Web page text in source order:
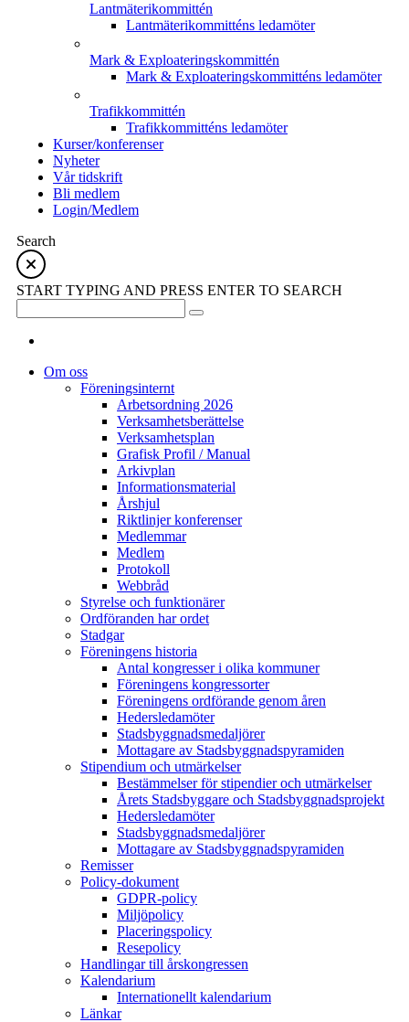
Lantmäterikommittén
Lantmäterikommitténs ledamöter
Mark & Exploateringskommittén
Mark & Exploateringskommitténs ledamöter
Trafikkommittén
Trafikkommitténs ledamöter
Kurser/konferenser
Nyheter
Vår tidskrift
Bli medlem
Login/Medlem
Search
START TYPING AND PRESS ENTER TO SEARCH
Om oss
Föreningsinternt
Arbetsordning 2026
Verksamhetsberättelse
Verksamhetsplan
Grafisk Profil / Manual
Arkivplan
Informationsmaterial
Årshjul
Riktlinjer konferenser
Medlemmar
Medlem
Protokoll
Webbråd
Styrelse och funktionärer
Ordföranden har ordet
Stadgar
Föreningens historia
Antal kongresser i olika kommuner
Föreningens kongressorter
Föreningens ordförande genom åren
Hedersledamöter
Stadsbyggnadsmedaljörer
Mottagare av Stadsbyggnadspyramiden
Stipendium och utmärkelser
Bestämmelser för stipendier och utmärkelser
Årets Stadsbyggare och Stadsbyggnadsprojekt
Hedersledamöter
Stadsbyggnadsmedaljörer
Mottagare av Stadsbyggnadspyramiden
Remisser
Policy-dokument
GDPR-policy
Miljöpolicy
Placeringspolicy
Resepolicy
Handlingar till årskongressen
Kalendarium
Internationellt kalendarium
Länkar